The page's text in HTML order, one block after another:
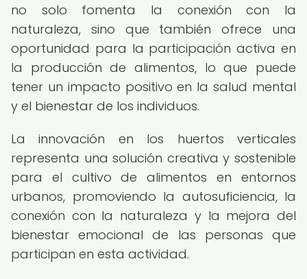
no solo fomenta la conexión con la
naturaleza, sino que también ofrece una
oportunidad para la participación activa en
la producción de alimentos, lo que puede
tener un impacto positivo en la salud mental
y el bienestar de los individuos.
La innovación en los huertos verticales
representa una solución creativa y sostenible
para el cultivo de alimentos en entornos
urbanos, promoviendo la autosuficiencia, la
conexión con la naturaleza y la mejora del
bienestar emocional de las personas que
participan en esta actividad.